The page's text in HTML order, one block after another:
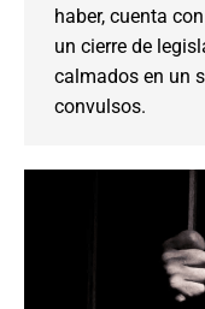
haber, cuenta
un cierre de
calmados en un
convulsos.